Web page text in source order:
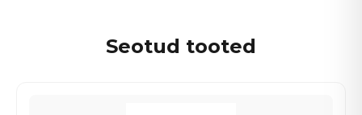
Seotud tooted